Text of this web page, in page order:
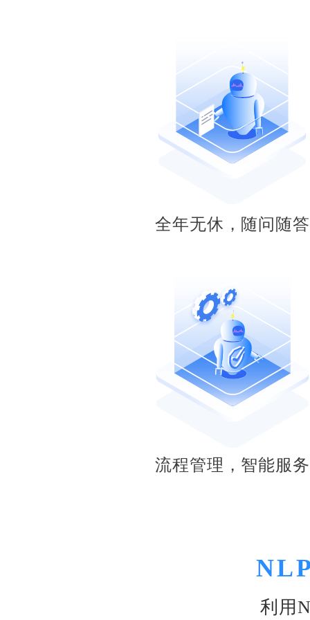
全年无休，随问随答
流程管理，智能服务
利用